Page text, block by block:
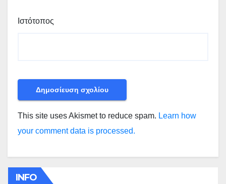
Ιστότοπος
This site uses Akismet to reduce spam. Learn how
your comment data is processed.
INFO